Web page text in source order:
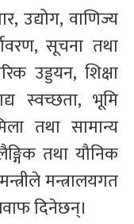
उद्योग, वाणिज्य
सूचना तथा
उड्डयन, शिक्षा
स्वच्छता, भूमि
तथा सामान्य
तथा यौनिक
मन्त्रालयगत
दिनेछन्।